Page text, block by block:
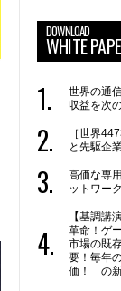
DOWNLOAD
WHITE
世界の通
収益を次
［世界
と先駆企
高価な専
ットワー
【基調講
革命！ゲ
市場の既
要！毎年
価！ の新